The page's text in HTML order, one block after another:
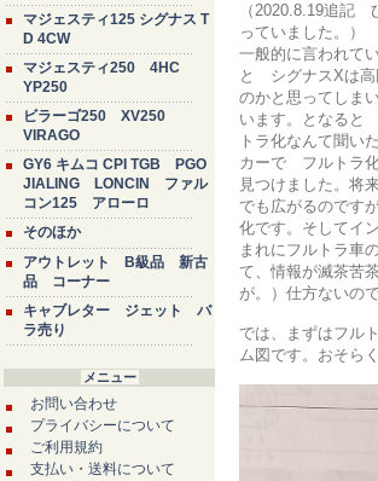
マジェスティ125 シグナス T
D 4CW
マジェスティ250 4HC
YP250
ビラーゴ250 XV250
VIRAGO
GY6 キムコ CPI TGB PGO
JIALING LONCIN ファル
コン125 アローロ
そのほか
アウトレット B級品 新古
品 コーナー
キャブレター ジェット バ
ラ売り
メニュー
お問い合わせ
プライバシーについて
ご利用規約
支払い・送料について
（2020.8.19追記
っていました。）
一般的に言われて
と シグナスXは高
のかと思ってしま
います。となると
トラ化なんて聞い
カーで フルトラ
見つけました。将
でも広がるのです
化です。そしてイ
まれにフルトラ車
て、情報が滅茶苦
が。）仕方ないの
では、まずはフル
ム図です。おそら